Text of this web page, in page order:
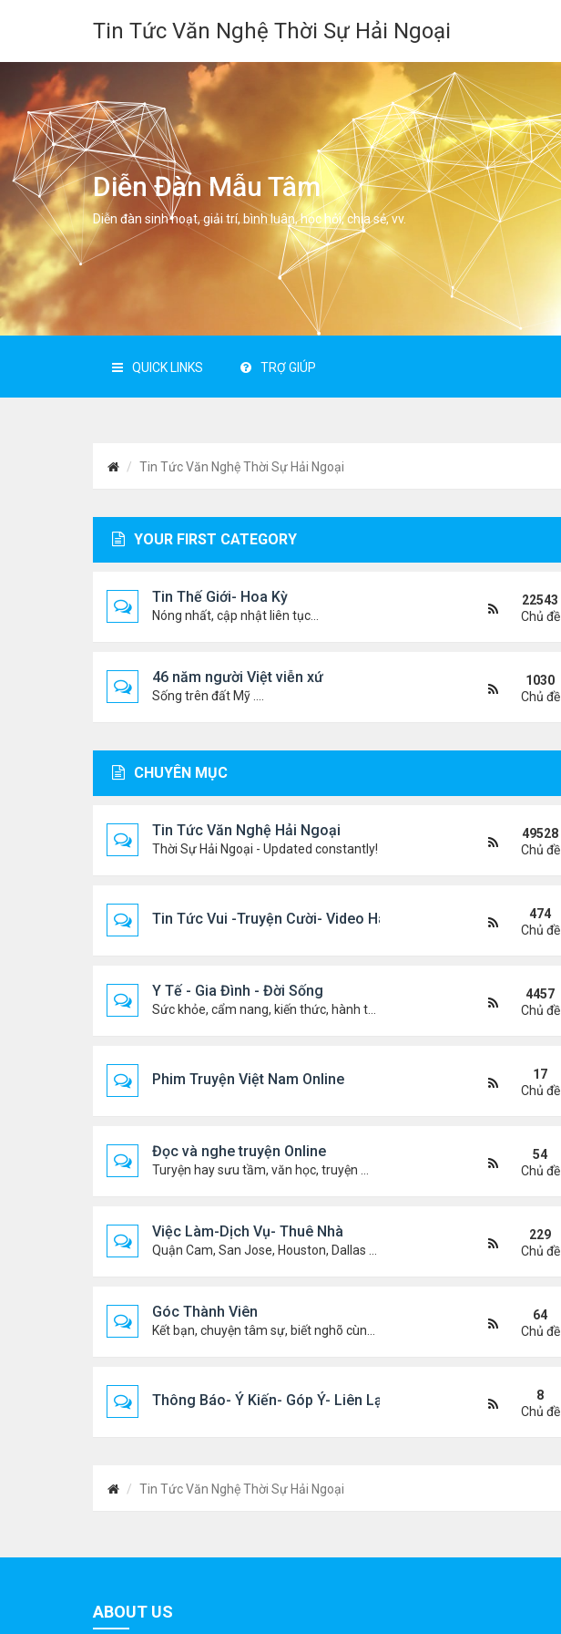
Tin Tức Văn Nghệ Thời Sự Hải Ngoại
Diễn Đàn Mẫu Tâm
Diễn đàn sinh hoạt, giải trí, bình luân, học hỏi, chia sẻ, vv.
QUICK LINKS TRỢ GIÚP
Tin Tức Văn Nghệ Thời Sự Hải Ngoại
YOUR FIRST CATEGORY
Tin Thế Giới- Hoa Kỳ
Nóng nhất, cập nhật liên tục...
22543
Chủ đề
46 năm người Việt viễn xứ
Sống trên đất Mỹ ....
1030
Chủ đề
CHUYÊN MỤC
Tin Tức Văn Nghệ Hải Ngoại
Thời Sự Hải Ngoại - Updated constantly!
49528
Chủ đề
Tin Tức Vui -Truyện Cười- Video Hài
474
Chủ đề
Y Tế - Gia Đình - Đời Sống
4457
Chủ đề
Phim Truyện Việt Nam Online
17
Chủ đề
Đọc và nghe truyện Online
54
Chủ đề
Việc Làm-Dịch Vụ- Thuê Nhà
229
Chủ đề
Góc Thành Viên
64
Chủ đề
Thông Báo- Ý Kiến- Góp Ý- Liên Lạc
8
Chủ đề
Tin Tức Văn Nghệ Thời Sự Hải Ngoại
ABOUT US